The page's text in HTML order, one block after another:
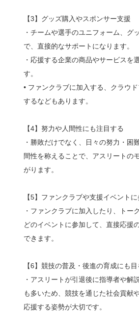
【3】グッズ購入やスポンサー支援
・チームや選手のユニフォーム、グ
で、直接的なサポートになります。
・応援する企業の商品やサービスを
す。
• ファンクラブに加入する、クラウ
するなどもあります。
【4】努力や人間性にも注目する
・勝敗だけでなく、日々の努力・困
間性を称えることで、アスリートの
がります。
【5】ファンクラブや支援イベント
・ファンクラブに加入したり、トー
どのイベントに参加して、直接応援
できます。
【6】競技の普及・後進の育成にも
・アスリートが引退後に指導者や解
も多いため、競技を通じた社会貢献
応援する姿勢が大切です。